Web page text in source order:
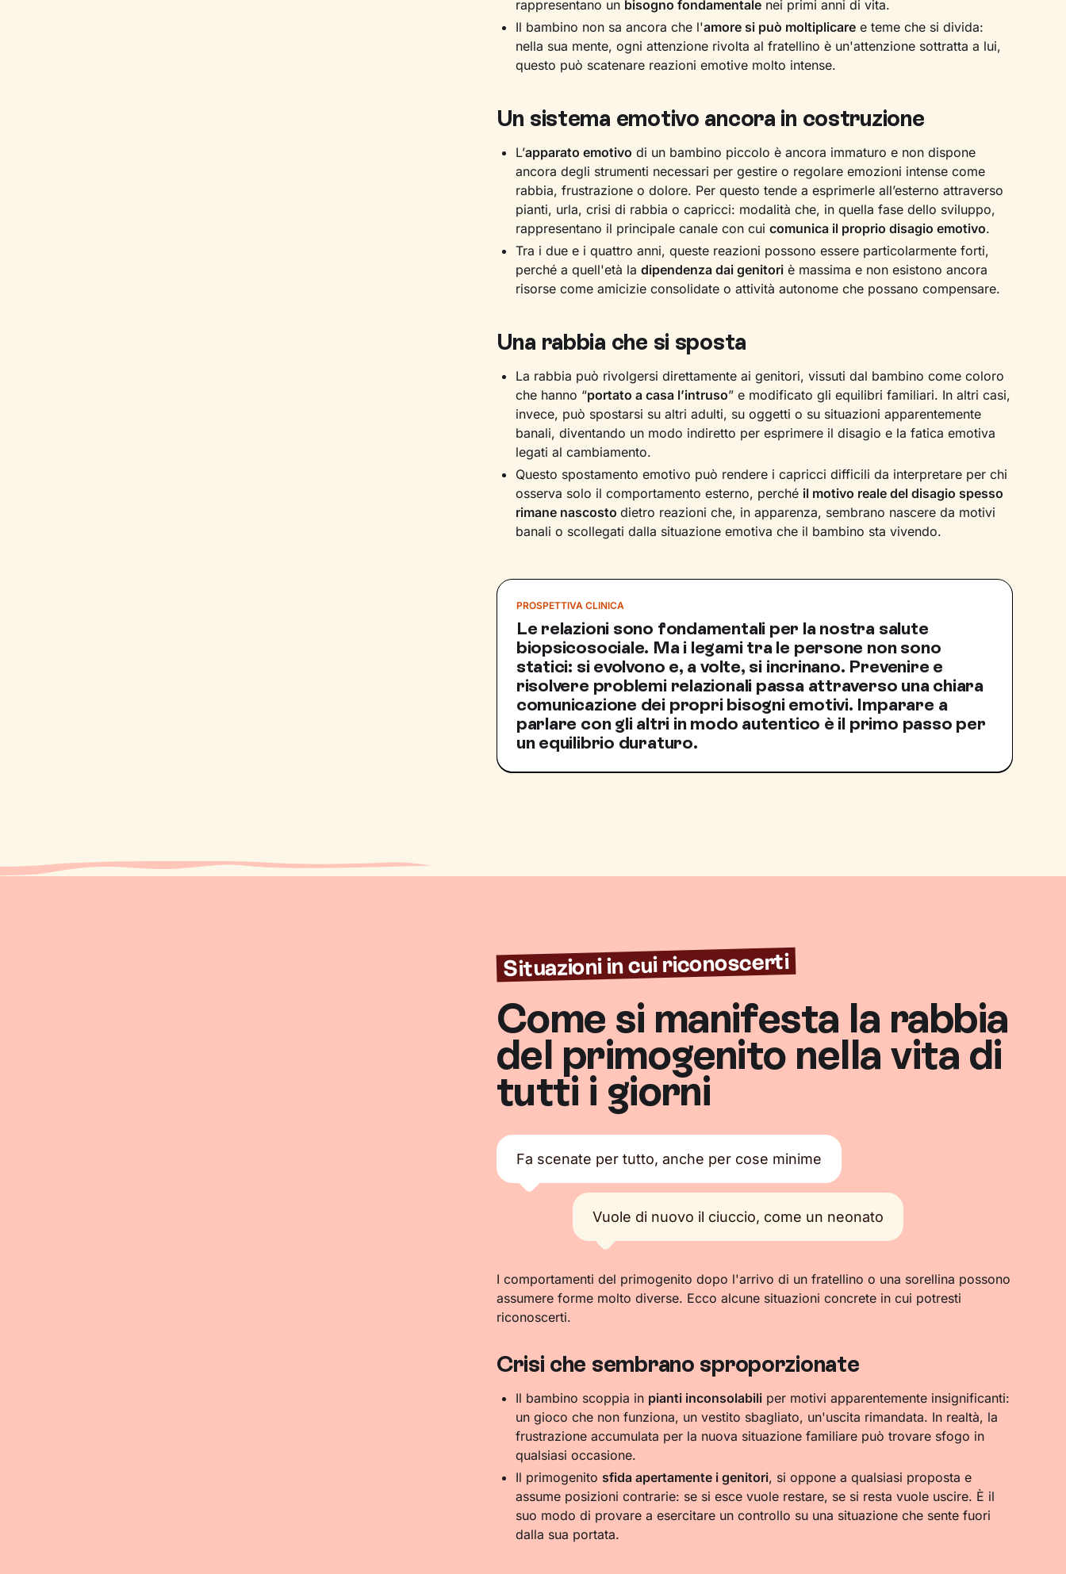
rappresentano un bisogno fondamentalenei primi anni di vita.
Il bambino non sa ancora che l'amore si può moltiplicaree teme che si divida:
nella sua mente, ogni attenzione rivolta al fratellino è un'attenzione sottratta a lui,
questo può scatenare reazioni emotive molto intense.
Un sistema emotivo ancora in costruzione
L’apparato emotivo di un bambino piccolo è ancora immaturo e non dispone
ancora degli strumenti necessari per gestire o regolare emozioni intense come
rabbia, frustrazione o dolore. Per questo tende a esprimerle all’esterno attraverso
pianti, urla, crisi di rabbia o capricci: modalità che, in quella fase dello sviluppo,
rappresentano il principale canale con cui comunica il proprio disagio emotivo.
Tra i due e i quattro anni, queste reazioni possono essere particolarmente forti,
perché a quell'età la dipendenza dai genitoriè massima e non esistono ancora
risorse come amicizie consolidate o attività autonome che possano compensare.
Una rabbia che si sposta
La rabbia può rivolgersi direttamente ai genitori, vissuti dal bambino come coloro
che hanno “portato a casa l’intruso” e modificato gli equilibri familiari. In altri casi,
invece, può spostarsi su altri adulti, su oggetti o su situazioni apparentemente
banali, diventando un modo indiretto per esprimere il disagio e la fatica emotiva
legati al cambiamento.
Questo spostamento emotivo può rendere i capricci difficili da interpretare per chi
osserva solo il comportamento esterno, perché il motivo reale del disagio spesso
rimane nascosto dietro reazioni che, in apparenza, sembrano nascere da motivi
banali o scollegati dalla situazione emotiva che il bambino sta vivendo.
PROSPETTIVA CLINICA
Le relazioni sono fondamentali per la nostra salute
biopsicosociale. Ma i legami tra le persone non sono
statici: si evolvono e, a volte, si incrinano. Prevenire e
risolvere problemi relazionali passa attraverso una chiara
comunicazione dei propri bisogni emotivi. Imparare a
parlare con gli altri in modo autentico è il primo passo per
un equilibrio duraturo.
Situazioni in cui riconoscerti
Come si manifesta la rabbia
del primogenito nella vita di
tutti i giorni
Fa scenate per tutto, anche per cose minime
Vuole di nuovo il ciuccio, come un neonato
I comportamenti del primogenito dopo l'arrivo di un fratellino o una sorellina possono
assumere forme molto diverse. Ecco alcune situazioni concrete in cui potresti
riconoscerti.
Crisi che sembrano sproporzionate
Il bambino scoppia in pianti inconsolabiliper motivi apparentemente insignificanti:
un gioco che non funziona, un vestito sbagliato, un'uscita rimandata. In realtà, la
frustrazione accumulata per la nuova situazione familiare può trovare sfogo in
qualsiasi occasione.
Il primogenito sfida apertamente i genitori, si oppone a qualsiasi proposta e
assume posizioni contrarie: se si esce vuole restare, se si resta vuole uscire. È il
suo modo di provare a esercitare un controllo su una situazione che sente fuori
dalla sua portata.